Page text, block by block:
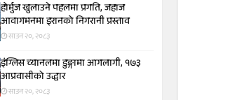
होर्मुज खुलाउने पहलमा प्रगति, जहाज
आवागमनमा इरानको निगरानी प्रस्ताव
साउन २०, २०८३
इंग्लिस च्यानलमा डुङ्गामा आगलागी, १७३
आप्रवासीको उद्धार
साउन २०, २०८३